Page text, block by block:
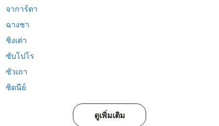
จาการ์ตา
ฉางชา
ชิงเต่า
ซับโปโร
ซัวเถา
ซิดนีย์
ดูเพิ่มเติม